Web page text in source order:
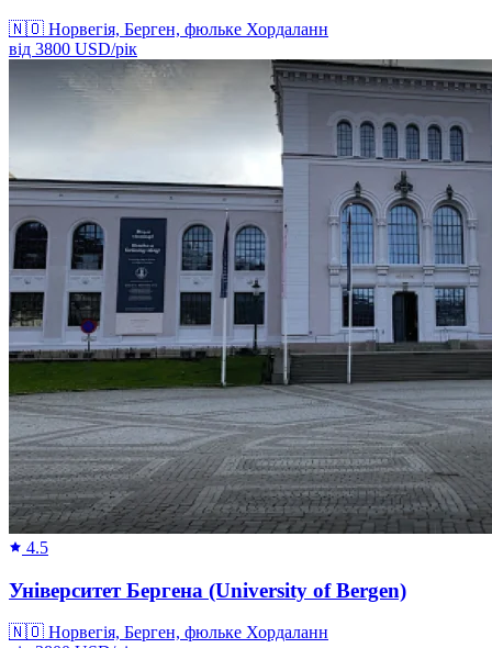
🇳🇴 Норвегія, Берген, фюльке Хордаланн
від 3800 USD/рік
4.5
Університет Бергена (University of Bergen)
🇳🇴 Норвегія, Берген, фюльке Хордаланн